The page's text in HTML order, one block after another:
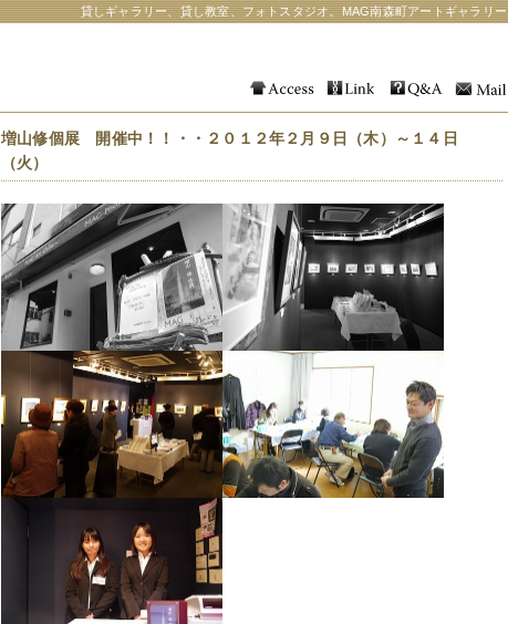
貸しギャラリー、貸し教室、フォトスタジオ。MAG南森町アートギャラリー
増山修個展 開催中！！・・２０１２年２月９日（木）～１４日
（火）